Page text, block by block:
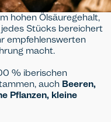
hohen Ölsäuregehalt,
Stücks bereichert
empfehlenswerten
macht.
% iberischen
auch Beeren,
Pflanzen, kleine